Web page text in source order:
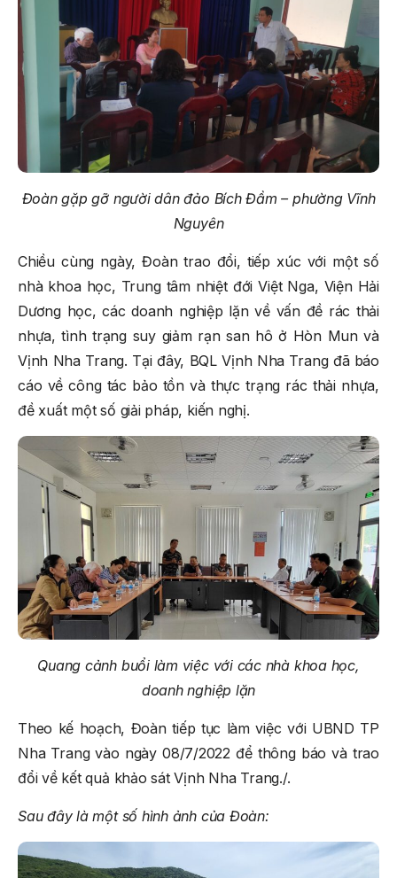
Đoàn gặp gỡ người dân đảo Bích Đầm – phường Vĩnh
Nguyên
Chiều cùng ngày, Đoàn trao đổi, tiếp xúc với một số
nhà khoa học, Trung tâm nhiệt đới Việt Nga, Viện Hải
Dương học, các doanh nghiệp lặn về vấn đề rác thải
nhựa, tình trạng suy giảm rạn san hô ở Hòn Mun và
Vịnh Nha Trang. Tại đây, BQL Vịnh Nha Trang đã báo
cáo về công tác bảo tồn và thực trạng rác thải nhựa,
đề xuất một số giải pháp, kiến nghị.
Quang cảnh buổi làm việc với các nhà khoa học,
doanh nghiệp lặn
Theo kế hoạch, Đoàn tiếp tục làm việc với UBND TP
Nha Trang vào ngày 08/7/2022 để thông báo và trao
đổi về kết quả khảo sát Vịnh Nha Trang./.
Sau đây là một số hình ảnh của Đoàn: